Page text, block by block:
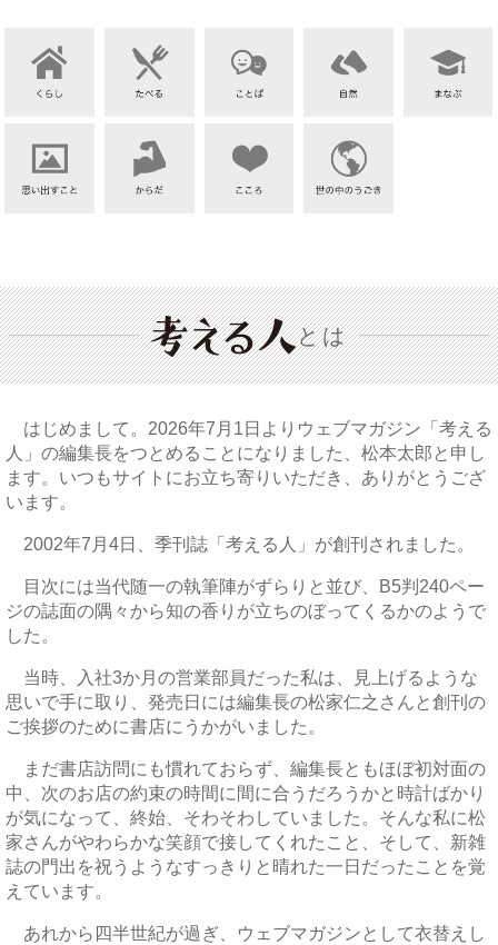
とは
はじめまして。2026年7月1日よりウェブマガジン「考える
人」の編集長をつとめることになりました、松本太郎と申し
ます。いつもサイトにお立ち寄りいただき、ありがとうござ
います。
2002年7月4日、季刊誌「考える人」が創刊されました。
目次には当代随一の執筆陣がずらりと並び、B5判240ペー
ジの誌面の隅々から知の香りが立ちのぼってくるかのようで
した。
当時、入社3か月の営業部員だった私は、見上げるような
思いで手に取り、発売日には編集長の松家仁之さんと創刊の
ご挨拶のために書店にうかがいました。
まだ書店訪問にも慣れておらず、編集長ともほぼ初対面の
中、次のお店の約束の時間に間に合うだろうかと時計ばかり
が気になって、終始、そわそわしていました。そんな私に松
家さんがやわらかな笑顔で接してくれたこと、そして、新雑
誌の門出を祝うようなすっきりと晴れた一日だったことを覚
えています。
あれから四半世紀が過ぎ、ウェブマガジンとして衣替えし